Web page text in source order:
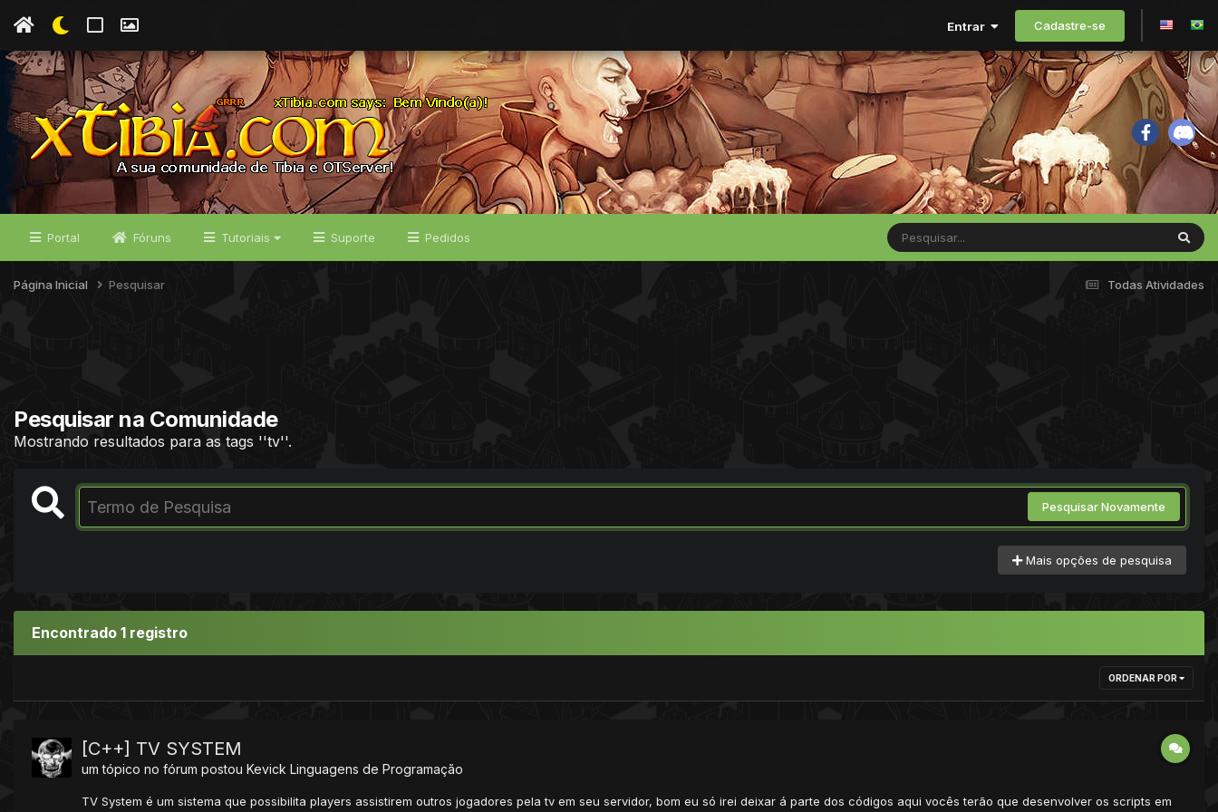
Entrar Cadastre-se
Portal Fóruns Tutoriais Suporte Pedidos
Todas Atividades
Página Inicial Pesquisar
Pesquisar na Comunidade
Mostrando resultados para as tags ''tv''.
Pesquisar Novamente
Mais opções de pesquisa
Encontrado 1 registro
ORDENAR POR
[C++] TV SYSTEM
um tópico no fórum postou Kevick Linguagens de Programação
TV System é um sistema que possibilita players assistirem outros jogadores pela tv em seu servidor, bom eu só irei deixar á parte dos códigos aqui vocês terão que desenvolver os scripts em